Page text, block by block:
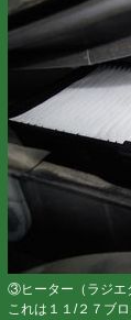
③ヒーター（ラジエ
これは１１/２７ブ